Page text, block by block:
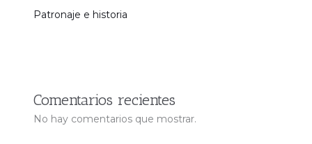
Patronaje e historia
Comentarios recientes
No hay comentarios que mostrar.